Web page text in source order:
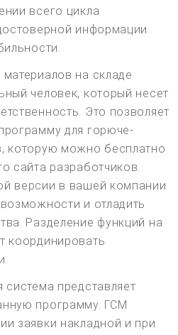
всего цикла
информации
на складе
человек, который несет
Это позволяет
для горюче-
которую можно бесплатно
сайта разработчиков.
версии в вашей компании
и отладить
Разделение функций на
координировать
система представляет
программу. ГСМ
заявки накладной и при